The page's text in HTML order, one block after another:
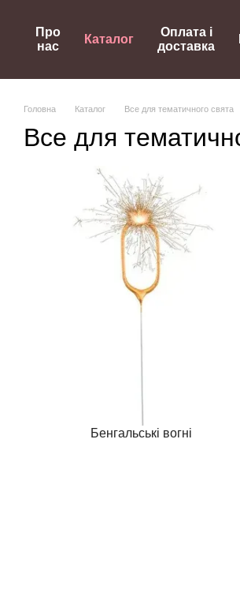
Про
нас
Каталог
Оплата і
доставка
Головна Каталог Все для тематичного свята
Все для
Бенгальські вогні